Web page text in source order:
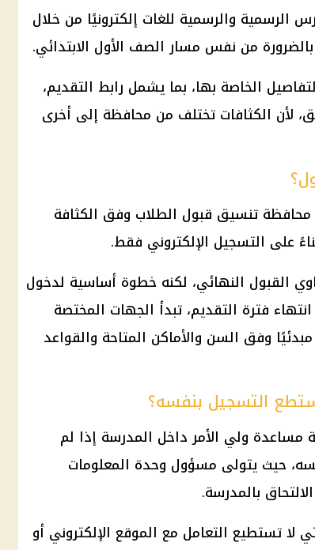
الرسمية والرسمية للغات إلكترونيًا من خلال
من نفس مسار الصف الأول الابتدائي.
الخاصة بها، بما يشمل رابط التقديم،
لأن الكثافات تختلف من محافظة إلى أخرى
محافظة تنسيق قبول الطلاب وفق الكثافة
على التسجيل الإلكتروني فقط.
القبول النهائي، لكنه خطوة أساسية لدخول
فترة التقديم، تبدأ الجهات المختصة
وفق السن والأماكن المتاحة والقواعد
التسجيل بنفسه؟
مساعدة ولي الأمر داخل المدرسة إذا لم
حيث يتولى مسؤول وحدة المعلومات
بالمدرسة.
تستطيع التعامل مع الموقع الإلكتروني أو